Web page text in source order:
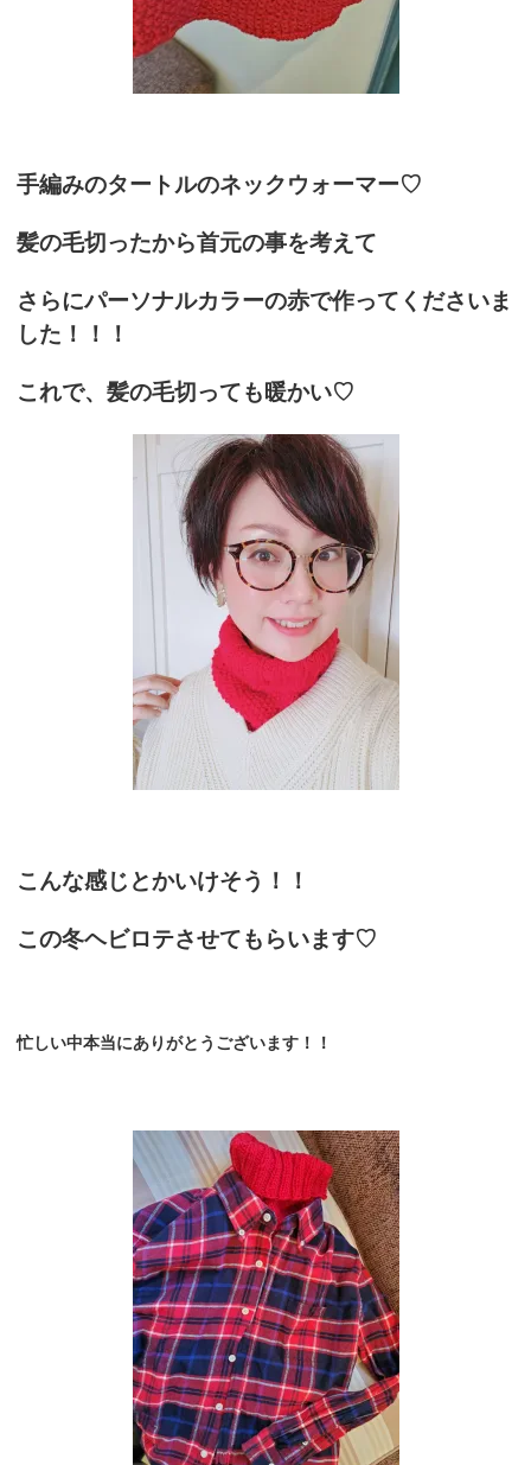
手編みのタートルのネックウォーマー♡
髪の毛切ったから首元の事を考えて
さらにパーソナルカラーの赤で作ってくださいま
した！！！
これで、髪の毛切っても暖かい♡
こんな感じとかいけそう！！
この冬ヘビロテさせてもらいます♡
忙しい中本当にありがとうございます！！